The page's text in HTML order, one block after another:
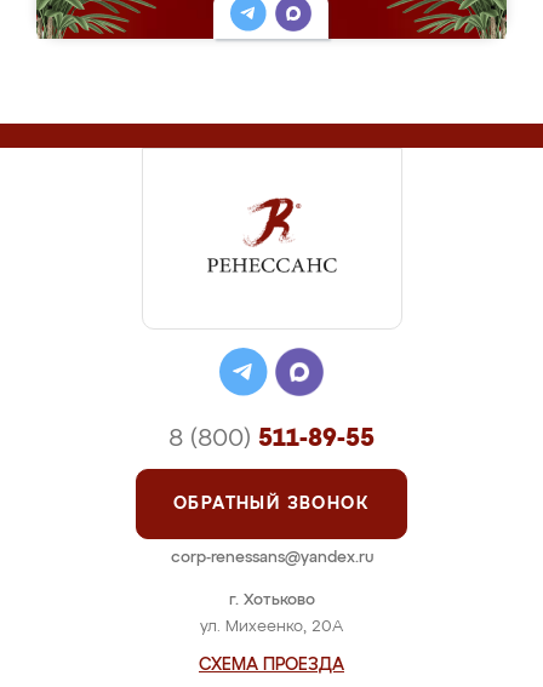
г. Хотьково
ул. Михеенко, 20А
СХЕМА ПРОЕЗДА
8 (800) 511-89-55
ОБРАТНЫЙ ЗВОНОК
corp-renessans@yandex.ru